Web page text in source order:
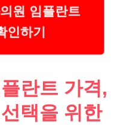
원 임플란트
인하기
란트 가격,
택을 위한